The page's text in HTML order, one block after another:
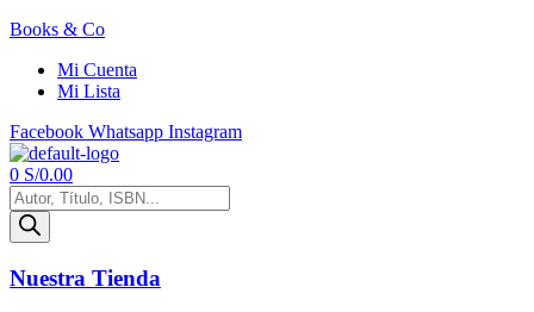
Books & Co
Mi Cuenta
Mi Lista
Facebook Whatsapp Instagram
Menú
0 S/0.00
Búsqueda
de
productos
Nuestra Tienda